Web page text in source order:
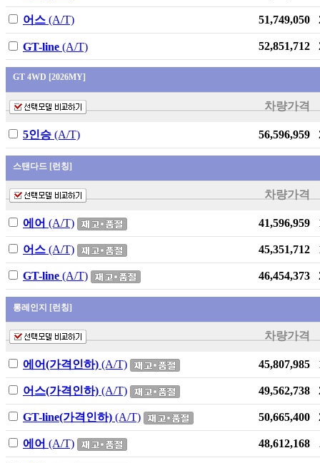
NEW C4 CACTUS
TUNLAND
AIRCROSS
더 뉴 스타리아
The all new 싼타페
The Kia 타스만
The new 카니발
스
The new 쏘렌토
(MQ4)
마사다 밴
어스 (A/T) 51,749,050
GT-line (A/T) 52,851,712
GT 4WD [2026MY]
차량가격
5인승 (A/T) 56,596,959
스탠다드 [런칭]
차량가격
에어 (A/T) 41,596,959
어스 (A/T) 45,351,712
GT-line (A/T) 46,454,373
롱레인지 [런칭]
차량가격
에어(가격인하) (A/T) 45,807,985
어스(가격인하) (A/T) 49,562,738
GT-line(가격인하) (A/T) 50,665,400
에어 (A/T) 48,612,168